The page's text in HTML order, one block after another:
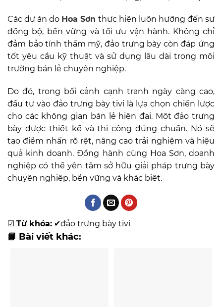
Các dự án do Hoa Sơn thực hiện luôn hướng đến sự
đồng bộ, bền vững và tối ưu vận hành. Không chỉ
đảm bảo tính thẩm mỹ, đảo trưng bày còn đáp ứng
tốt yêu cầu kỹ thuật và sử dụng lâu dài trong môi
trường bán lẻ chuyên nghiệp.
Do đó, trong bối cảnh cạnh tranh ngày càng cao,
đầu tư vào đảo trưng bày tivi là lựa chọn chiến lược
cho các không gian bán lẻ hiện đại. Một đảo trưng
bày được thiết kế và thi công đúng chuẩn. Nó sẽ
tạo điểm nhấn rõ rệt, nâng cao trải nghiệm và hiệu
quả kinh doanh. Đồng hành cùng Hoa Sơn, doanh
nghiệp có thể yên tâm sở hữu giải pháp trưng bày
chuyên nghiệp, bền vững và khác biệt.
☑ Từ khóa: ✔đảo trưng bày tivi
📘 Bài viết khác: